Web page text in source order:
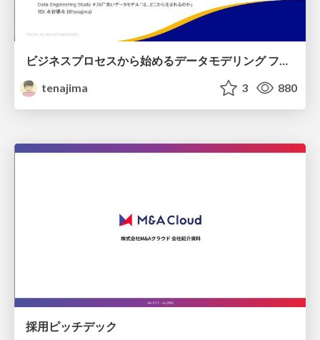
ビジネスプロセスから始めるデータモデリング ファクトとディメンションの前に考えること
tenajima
3 880
採用ピッチデック